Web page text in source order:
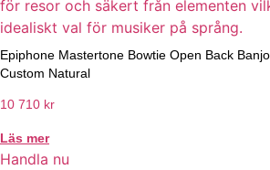
Epiphone Mastertone Bowtie Open Back
Custom Natural
10 710 kr
Läs mer
Handla nu